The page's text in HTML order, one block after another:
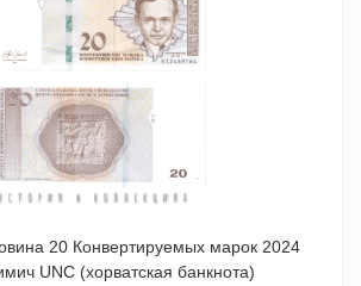
20 Конвертируемых марок 2024
Антун Бранко Шимич UNC (хорватская банкнота)